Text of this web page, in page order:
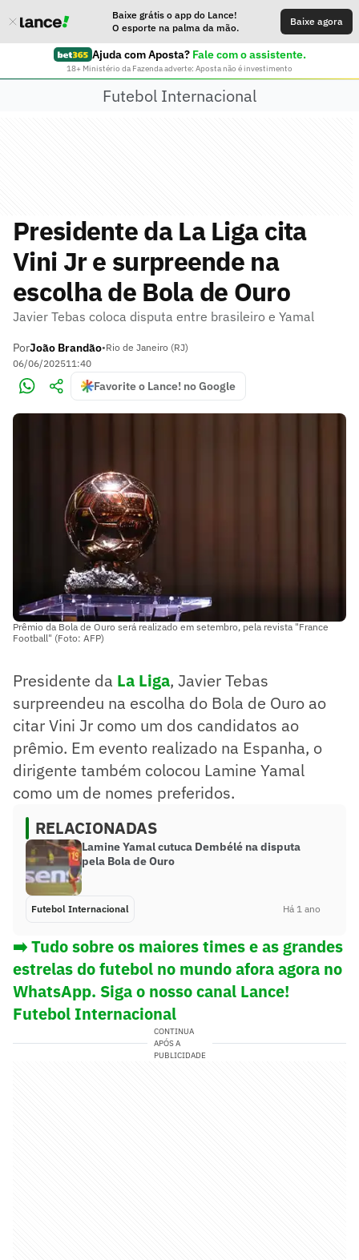
Baixe grátis o app do Lance!
O esporte na palma da mão.
Baixe agora
Ajuda com Aposta? Fale com o assistente.
18+ Ministério da Fazenda adverte: Aposta não é investimento
Futebol Internacional
Presidente da La Liga cita
Vini Jr e surpreende na
escolha de Bola de Ouro
Javier Tebas coloca disputa entre brasileiro e Yamal
PorJoão Brandão•Rio de Janeiro (RJ)
06/06/202511:40
Favorite o Lance! no Google
Prêmio da Bola de Ouro será realizado em setembro, pela revista "France
Football" (Foto: AFP)
Presidente da La Liga, Javier Tebas
surpreendeu na escolha do Bola de Ouro ao
citar Vini Jr como um dos candidatos ao
prêmio. Em evento realizado na Espanha, o
dirigente também colocou Lamine Yamal
como um de nomes preferidos.
RELACIONADAS
Lamine Yamal cutuca Dembélé na disputa
pela Bola de Ouro
Futebol Internacional Há 1 ano
➡️ Tudo sobre os maiores times e as grandes
estrelas do futebol no mundo afora agora no
WhatsApp. Siga o nosso canal Lance!
Futebol Internacional
CONTINUA
APÓS A
PUBLICIDADE